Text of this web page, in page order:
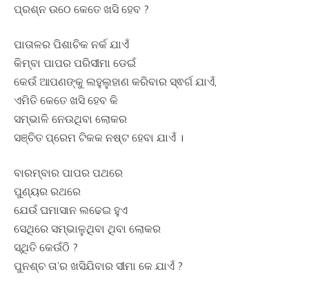
ପ୍ରଶ୍ନ ଉଠେ କେତେ ଖସି ହେବ ?
ପାତାଳର ପିଶାଚିକ ନର୍କ ଯାଏଁ
କିମ୍ବା ପାପର ପରିସୀମା ଡେଇଁ
କେଉଁ ଆପଣଙ୍କୁ ଲହୁଲୁହାଣ କରିବାର ସ୍ଵର୍ଗ ଯାଏଁ,
ଏମିତି କେତେ ଖସି ହେବ କି
ସମ୍ଭାଳି ନେଉଥିବା ଲୋକର
ସଞ୍ଚିତ ପ୍ରେମ ଟିକକ ନଷ୍ଟ ହେବା ଯାଏଁ ।
ବାରମ୍ବାର ପାପର ପଥରେ
ପୁଣ୍ୟର ରଥରେ
ଯେଉଁ ଘମାସାନ ଲଢେଇ ହୁଏ
ସେଥିରେ ସମ୍ଭାଳୁଥିବା ଥିବା ଲୋକର
ସ୍ଥିତି କେଉଁଠି ?
ପୁନଶ୍ଚ ତା’ର ଖସିଯିବାର ସୀମା କେ ଯାଏଁ ?